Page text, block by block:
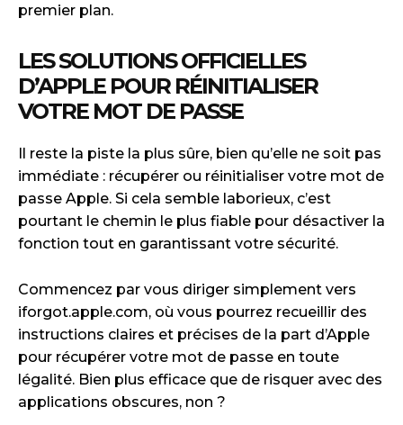
premier plan.
LES SOLUTIONS OFFICIELLES
D’APPLE POUR RÉINITIALISER
VOTRE MOT DE PASSE
Il reste la piste la plus sûre, bien qu’elle ne soit pas
immédiate : récupérer ou réinitialiser votre mot de
passe Apple. Si cela semble laborieux, c’est
pourtant le chemin le plus fiable pour désactiver la
fonction tout en garantissant votre sécurité.
Commencez par vous diriger simplement vers
iforgot.apple.com, où vous pourrez recueillir des
instructions claires et précises de la part d’Apple
pour récupérer votre mot de passe en toute
légalité. Bien plus efficace que de risquer avec des
applications obscures, non ?